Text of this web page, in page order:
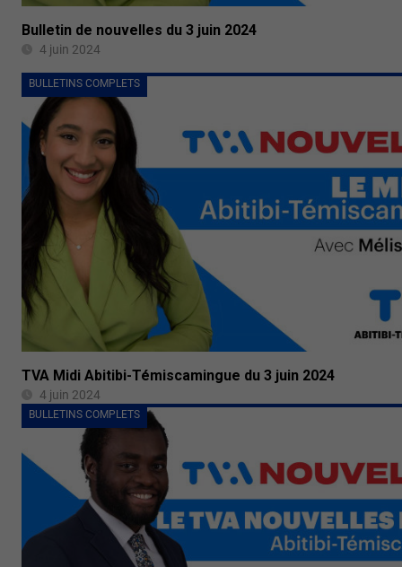
Bulletin de nouvelles du 3 juin 2024
4 juin 2024
BULLETINS COMPLETS
TVA Midi Abitibi-Témiscamingue du 3 juin 2024
4 juin 2024
BULLETINS COMPLETS